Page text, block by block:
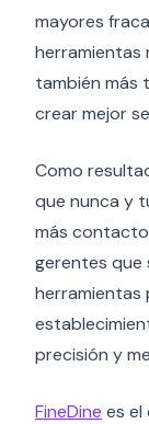
mayores
herramientas
también más
crear mejor
Como
que nunca y
más
gerentes que
herramientas
precisión y
FineDine es